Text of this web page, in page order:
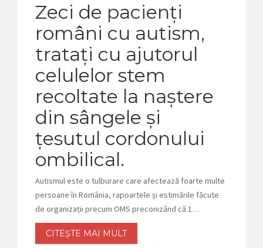
Zeci de pacienți
români cu autism,
tratați cu ajutorul
celulelor stem
recoltate la naștere
din sângele și
țesutul cordonului
ombilical.
Autismul este o tulburare care afectează foarte multe
persoane în România, rapoartele și estimările făcute
de organizații precum OMS preconizând că 1…
CITEȘTE MAI MULT